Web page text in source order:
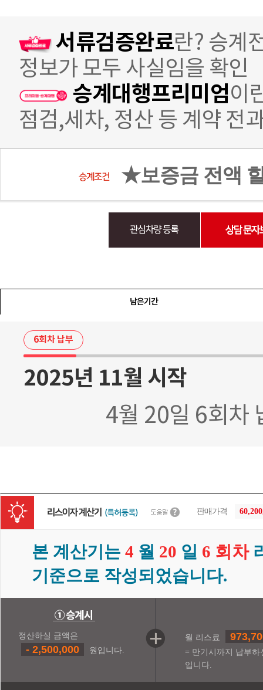
서류검증완료란? 승계
정보가 모두 사실임을 확인
승계대행프리미엄이
점검,세차, 정산 등 계약 전
★보증금 전액
남은기간
6회차 납부
2025년 11월 시작
4월 20일 6회
본 계산기는 4 월 20 일 6 회차
기준으로 작성되었습니다.
판매가격
정산하실 금액은
- 2,500,000 원입니다.
월 리스료
= 만기시까지 납부
입니다.